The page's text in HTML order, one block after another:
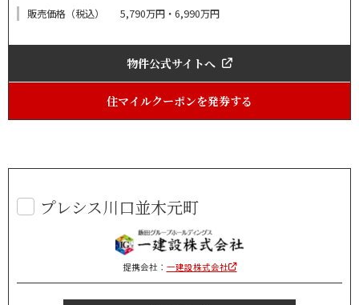
販売価格（税込）
5,790万円・6,990万円
物件公式サイトへ
住マイルクーポンを発券する
プレシス川口並木元町
提携会社： 一建設株式会社